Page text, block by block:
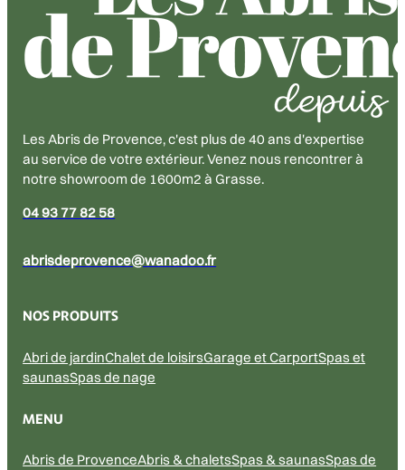
Les Abris de Provence, c'est plus de 40 ans d'expertise
au service de votre extérieur. Venez nous rencontrer à
notre showroom de 1600m2 à Grasse.
04 93 77 82 58
abrisdeprovence@wanadoo.fr
NOS PRODUITS
Abri de jardinChalet de loisirsGarage et CarportSpas et
saunasSpas de nage
MENU
Abris de ProvenceAbris & chaletsSpas & saunasSpas de